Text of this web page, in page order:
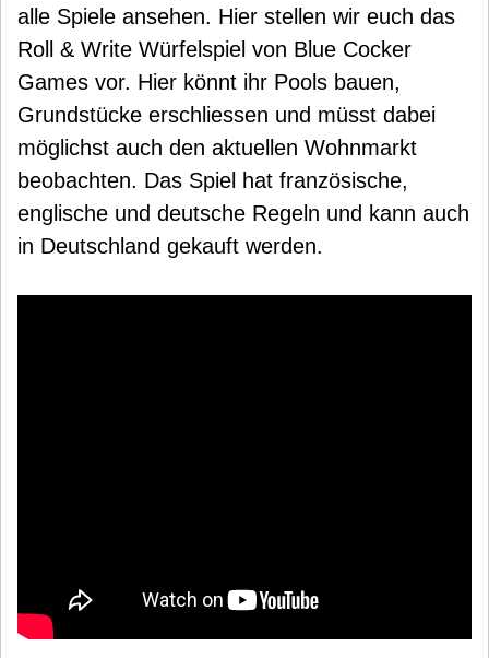
alle Spiele ansehen. Hier stellen wir euch das
Roll & Write Würfelspiel von Blue Cocker
Games vor. Hier könnt ihr Pools bauen,
Grundstücke erschliessen und müsst dabei
möglichst auch den aktuellen Wohnmarkt
beobachten. Das Spiel hat französische,
englische und deutsche Regeln und kann auch
in Deutschland gekauft werden.